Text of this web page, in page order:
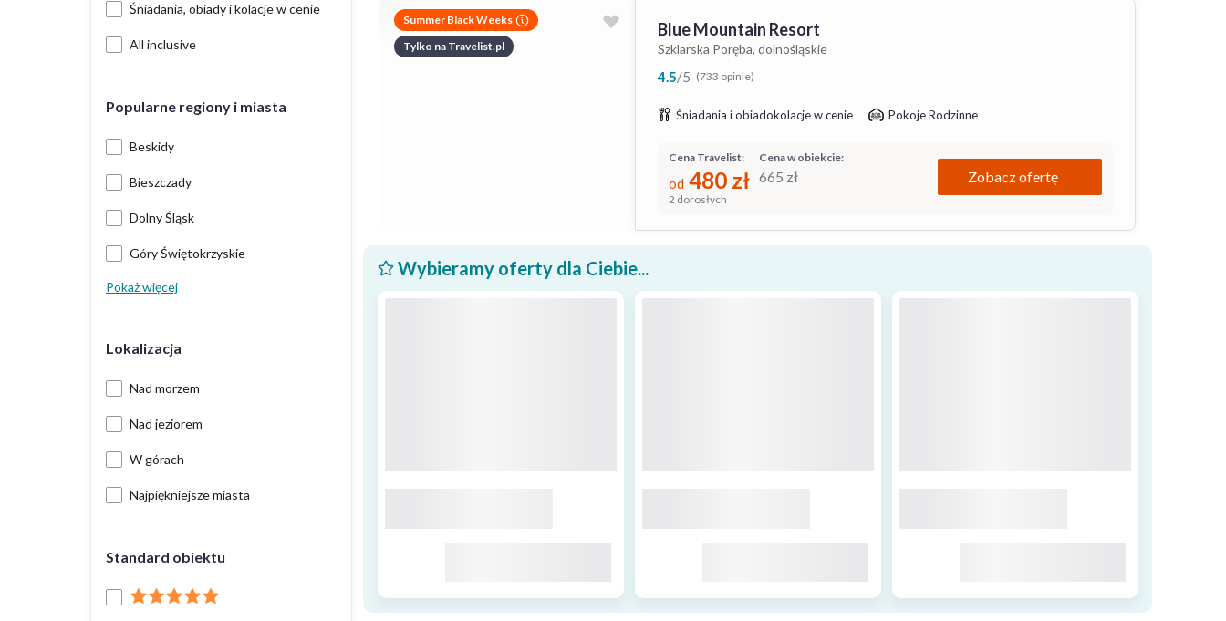
Śniadania, obiady i kolacje w cenie
All inclusive
Popularne regiony i miasta
Beskidy
Bieszczady
Dolny Śląsk
Góry Świętokrzyskie
Pokaż więcej
Lokalizacja
Nad morzem
Nad jeziorem
W górach
Najpiękniejsze miasta
Standard obiektu
Summer Black Weeks
Tylko na Travelist.pl
Blue Mountain Resort
Szklarska Poręba, dolnośląskie
4.5/5 (733 opinie)
Śniadania i obiadokolacje w cenie Pokoje Rodzinne
Cena w obiekcie:
665 zł
Cena Travelist:
od 480 zł
2 dorosłych
Zobacz ofertę
Wybieramy oferty dla Ciebie...